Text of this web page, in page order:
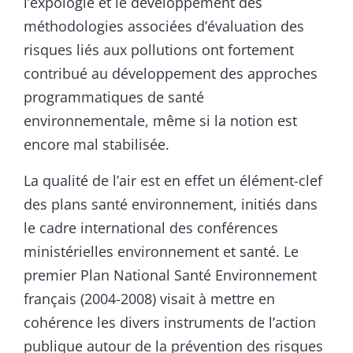
méthodologies associées d’évaluation des
risques liés aux pollutions ont fortement
contribué au développement des approches
programmatiques de santé
environnementale, même si la notion est
encore mal stabilisée.
La qualité de l’air est en effet un élément-clef
des plans santé environnement, initiés dans
le cadre international des conférences
ministérielles environnement et santé. Le
premier Plan National Santé Environnement
français (2004-2008) visait à mettre en
cohérence les divers instruments de l’action
publique autour de la prévention des risques